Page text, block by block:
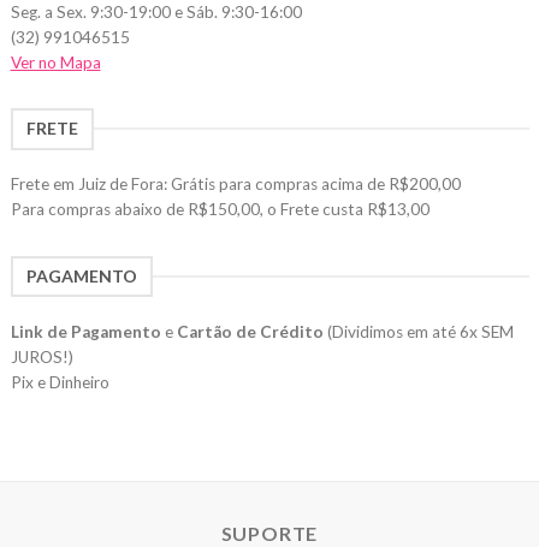
Seg. a Sex. 9:30-19:00 e Sáb. 9:30-16:00
(32) 991046515
Ver no Mapa
FRETE
Frete em Juiz de Fora: Grátis para compras acima de R$200,00
Para compras abaixo de R$150,00, o Frete custa R$13,00
PAGAMENTO
Link de Pagamento e Cartão de Crédito (Dividimos em até 6x SEM
JUROS!)
Pix e Dinheiro
SUPORTE